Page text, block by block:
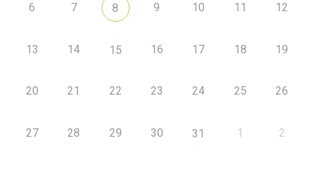
6 7 8 9 10 11 12
13 14 15 16 17 18 19
20 21 22 23 24 25 26
27 28 29 30 31 1 2